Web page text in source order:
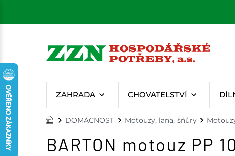
ZAHRADA CHOVATELSTVÍ
DOMÁCNOST Motouzy, lana, šňůry
BARTON motouz PP